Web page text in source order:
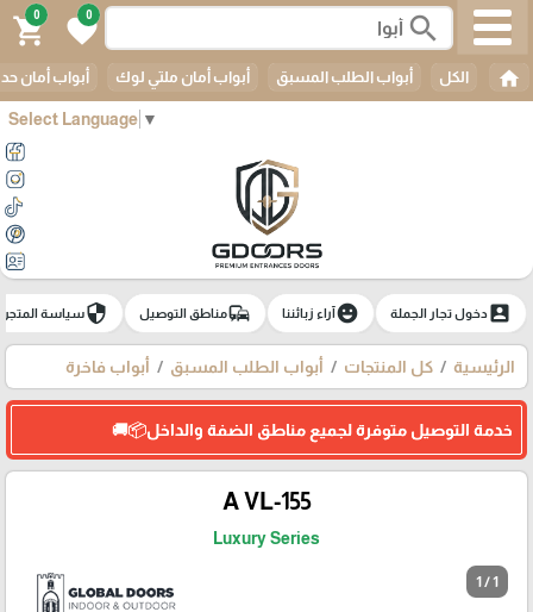
Select Language ▼
search
0
favorite
0
shopping_cart
home الكل أبواب الطلب المسبق أبواب أمان ملتي لوك أبواب أمان
account_boxدخول تجار الجملة emoji_emotionsآراء زبائننا commuteمناطق التوصيل securityسياسة المتجر
الرئيسية كل المنتجات أبواب الطلب المسبق أبواب فاخرة
خدمة التوصيل متوفرة لجميع مناطق الضفة والداخل📦🚚
A VL-155
Luxury Series
1 / 1